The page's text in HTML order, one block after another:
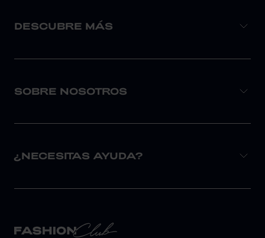
DESCUBRE MÁS
SOBRE NOSOTROS
¿NECESITAS AYUDA?